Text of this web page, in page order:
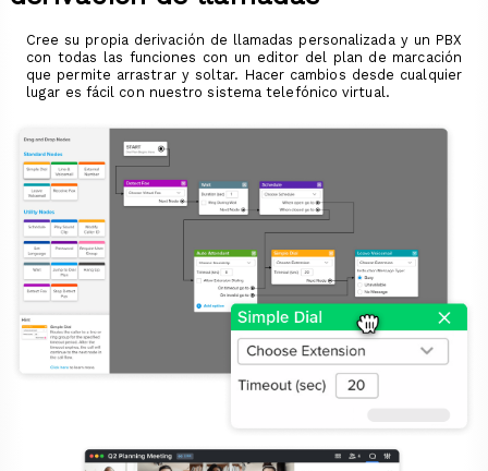
Cree su propia derivación de llamadas personalizada y un PBX
con todas las funciones con un editor del plan de marcación
que permite arrastrar y soltar. Hacer cambios desde cualquier
lugar es fácil con nuestro sistema telefónico virtual.